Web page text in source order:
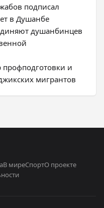
подписал
в Душанбе
душанбинцев
профподготовки и
мигрантов
В миреСпортО проекте